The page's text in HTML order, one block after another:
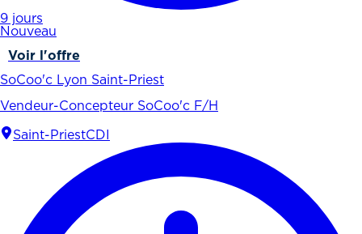
9 jours
Nouveau
Voir l'offre
SoCoo'c Lyon Saint-Priest
Vendeur-Concepteur SoCoo'c F/H
Saint-PriestCDI